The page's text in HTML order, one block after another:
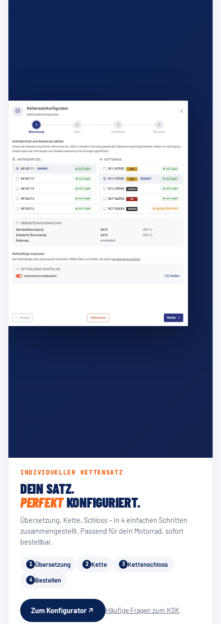
INDIVIDUELLER KETTENSATZ
DEIN SATZ.
PERFEKTKONFIGURIERT.
Übersetzung, Kette, Schloss – in 4 einfachen Schritten
zusammengestellt. Passend für dein Motorrad, sofort
bestellbar.
1 Übersetzung 2 Kette 3 Kettenschloss
4 Bestellen
Zum Konfigurator Häufige Fragen zum KSK